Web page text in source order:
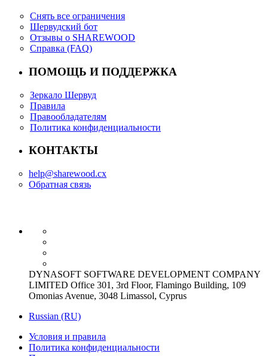
Снять все ограничения
Шервудский бот
Отзывы о SHAREWOOD
Справка (FAQ)
ПОМОЩЬ И ПОДДЕРЖКА
Зеркало Шервуд
Правила
Правообладателям
Политика конфиденциальности
КОНТАКТЫ
help@sharewood.cx
Обратная связь
DYNASOFT SOFTWARE DEVELOPMENT COMPANY
LIMITED Office 301, 3rd Floor, Flamingo Building, 109
Omonias Avenue, 3048 Limassol, Cyprus
Russian (RU)
Условия и правила
Политика конфиденциальности